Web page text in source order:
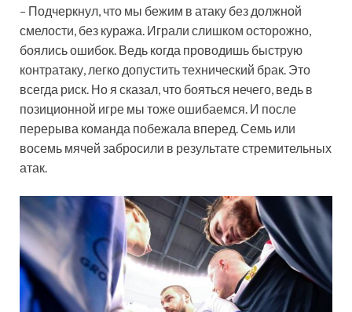
– Подчеркнул, что мы бежим в атаку без должной
смелости, без куража. Играли слишком осторожно,
боялись ошибок. Ведь когда проводишь быструю
контратаку, легко допустить технический брак. Это
всегда риск. Но я сказал, что бояться нечего, ведь в
позиционной игре мы тоже ошибаемся. И после
перерыва команда побежала вперед. Семь или
восемь мячей забросили в результате стремительных
атак.